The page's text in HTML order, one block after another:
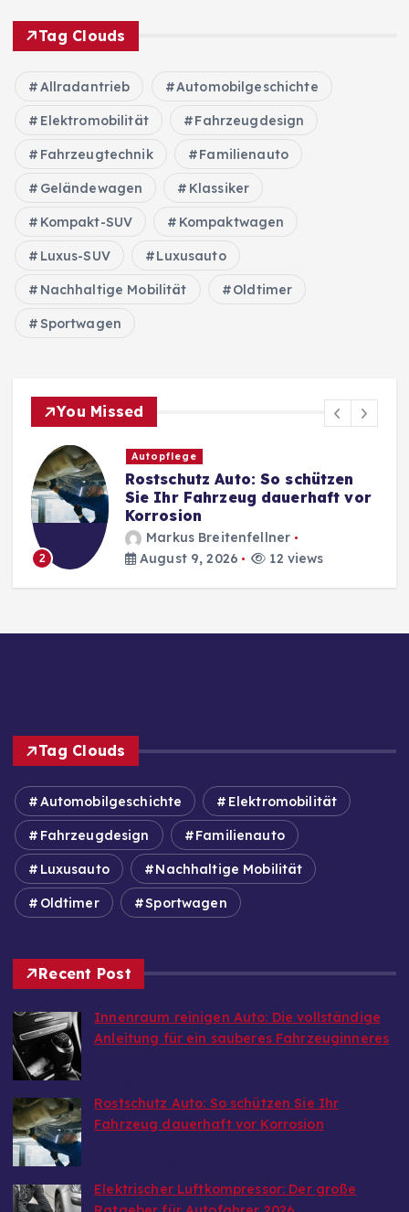
Tag Clouds
Allradantrieb Automobilgeschichte
Elektromobilität Fahrzeugdesign
Fahrzeugtechnik Familienauto
Geländewagen Klassiker
Kompakt-SUV Kompaktwagen
Luxus-SUV Luxusauto
Nachhaltige Mobilität Oldtimer
Sportwagen
You Missed
2
Autopflege
Rostschutz Auto: So schützen
Sie Ihr Fahrzeug dauerhaft vor
Korrosion
Markus Breitenfellner
August 9, 2026
12 views
Tag Clouds
Automobilgeschichte Elektromobilität
Fahrzeugdesign Familienauto
Luxusauto Nachhaltige Mobilität
Oldtimer Sportwagen
Recent Post
Innenraum reinigen Auto: Die vollständige
Anleitung für ein sauberes Fahrzeuginneres
Rostschutz Auto: So schützen Sie Ihr
Fahrzeug dauerhaft vor Korrosion
Elektrischer Luftkompressor: Der große